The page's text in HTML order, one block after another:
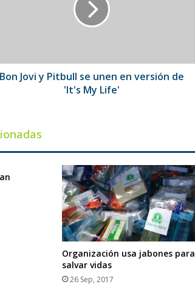
Bon Jovi y Pitbull se unen en versión de
'It's My Life'
Organización usa jabones para
salvar vidas
26 Sep, 2017